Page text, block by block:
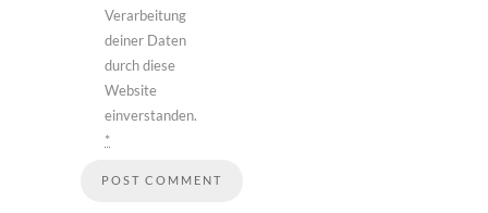
Verarbeitung
deiner Daten
durch diese
Website
einverstanden.
*